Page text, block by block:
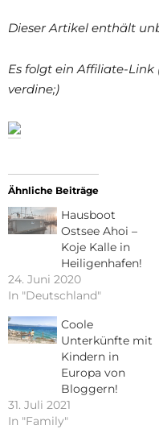
Dieser Artikel enthält
Es folgt ein Affiliate-
verdine;)
Ähnliche Beiträge
Hausboot
Ostsee Ahoi –
Koje Kalle in
Heiligenhafen!
24. Juni 2020
In "Deutschland"
Coole
Unterkünfte mit
Kindern in
Europa von
Bloggern!
31. Juli 2021
In "Family"